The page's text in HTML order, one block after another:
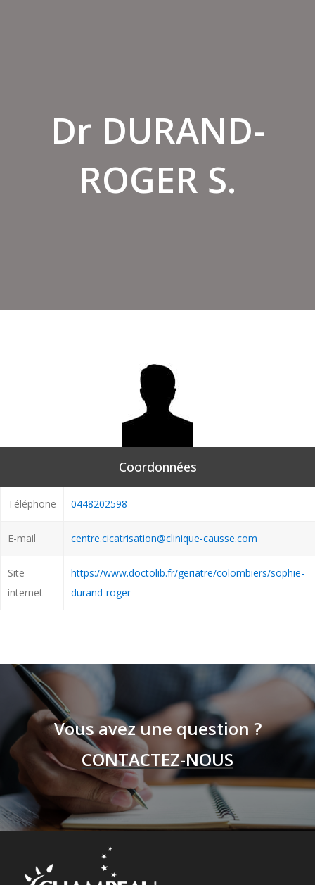
Dr DURAND-
ROGER S.
Coordonnées
Téléphone 0448202598
E-mail centre.cicatrisation@clinique-causse.com
Site
internet
https://www.doctolib.fr/geriatre/colombiers/sophie-
durand-roger
Vous avez une question ?
CONTACTEZ-NOUS